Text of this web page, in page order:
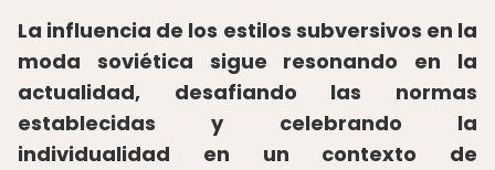
La influencia de los estilos subversivos en la
moda soviética sigue resonando en la
actualidad, desafiando las normas
establecidas y celebrando la
individualidad en un contexto de